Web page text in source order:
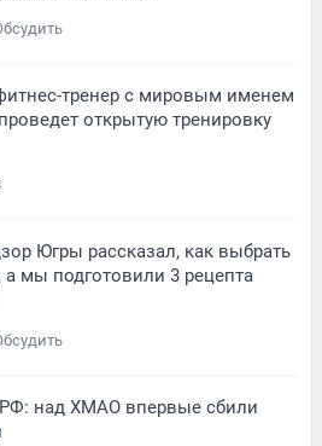
тренер с мировым именем
открытую тренировку
Югры рассказал, как выбрать
а мы подготовили 3 рецепта
над ХМАО впервые сбили